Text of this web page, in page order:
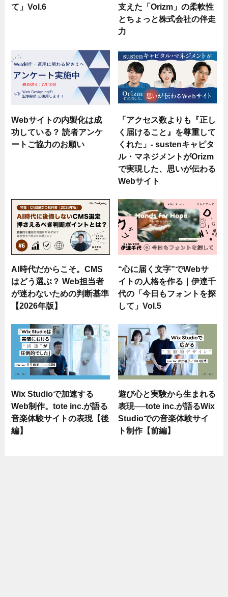
て」Vol.6
支えた「Orizm」の柔軟性
とちょっと株式会社の伴走
力
Webサイトの内製化は成
功している？ 読者アンケ
ートご協力のお願い
「アクセス数よりも『正し
く届けること』を尊重して
くれた」- sustenキャピタ
ル・マネジメントがOrizm
で実現した、思いが伝わる
Webサイト
AI時代だからこそ。CMS
はどう選ぶ？ Web担当者
が迷わないための判断基準
【2026年版】
“心に届く文字”でWebサ
イトの人格を作る｜伊達千
代の「今日もフォントを探
して」Vol.5
Wix Studioで加速する
Web制作。tote inc.が語る
音楽体験サイトの表現【後
編】
遊び心と実験から生まれる
表現──tote inc.が語るWix
Studioでの音楽体験サイ
ト制作【前編】